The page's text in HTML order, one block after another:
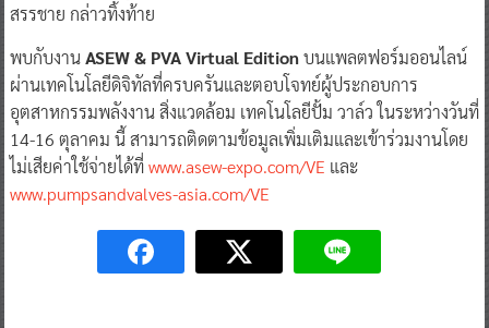
สรรชาย กล่าวทิ้งท้าย
พบกับงานASEW & PVA Virtual Editionบนแพลตฟอร์มออนไลน์
ผ่านเทคโนโลยีดิจิทัลที่ครบครันและตอบโจทย์ผู้ประกอบการ
อุตสาหกรรมพลังงาน สิ่งแวดล้อม เทคโนโลยีปั้ม วาล์ว ในระหว่างวันที่
14-16 ตุลาคม นี้ สามารถติดตามข้อมูลเพิ่มเติมและเข้าร่วมงานโดย
ไม่เสียค่าใช้จ่ายได้ที่www.asew-expo.com/VE และ
www.pumpsandvalves-asia.com/VE